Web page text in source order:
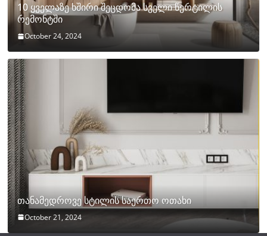
10 ყველაზე ხშირი შეცდომა სველი წერტილის
რემონტში
October 24, 2024
თანამედროვე სტილის საერთო ოთახი
October 21, 2024